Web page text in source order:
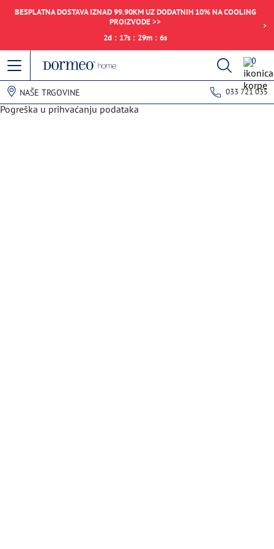
BESPLATNA DOSTAVA IZNAD 99.90KM UZ DODATNIH 10% NA COOLING
PROIZVODE >>
2d : 17s : 29m : 6s
0
NAŠE TRGOVINE 033 721 035
Pogreška u prihvaćanju podataka